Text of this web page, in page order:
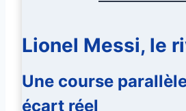
Lionel Messi, le
Une course
écart réel